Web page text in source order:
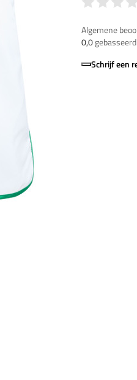
Algemene
0,0
Schrijf een